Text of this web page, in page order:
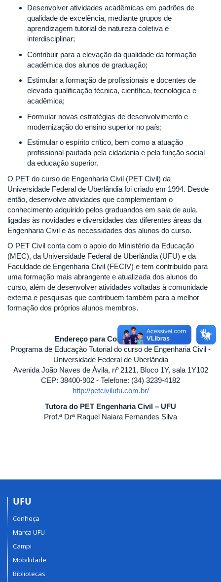
Desenvolver atividades acadêmicas em padrões de
qualidade de excelência, mediante grupos de
aprendizagem tutorial de natureza coletiva e
interdisciplinar;
Contribuir para a elevação da qualidade da formação
acadêmica dos alunos de graduação;
Estimular a formação de profissionais e docentes de
elevada qualificação técnica, científica, tecnológica e
acadêmica;
Formular novas estratégias de desenvolvimento e
modernização do ensino superior no país;
Estimular o espírito crítico, bem como a atuação
profissional pautada pela cidadania e pela função social
da educação superior.
O PET do curso de Engenharia Civil (PET Civil) da
Universidade Federal de Uberlândia foi criado em 1994. Desde
então, desenvolve atividades que complementam o
conhecimento adquirido pelos graduandos em sala de aula,
ligadas às novidades e diversidades das diferentes áreas da
Engenharia Civil e às necessidades dos alunos do curso.
O PET Civil conta com o apoio do Ministério da Educação
(MEC), da Universidade Federal de Uberlândia (UFU) e da
Faculdade de Engenharia Civil (FECIV) e tem contribuído para
uma formação mais abrangente e atualizada dos alunos do
curso, além de desenvolver atividades voltadas à comunidade
externa e pesquisas que contribuem também para a melhor
formação dos próprios alunos membros.
Endereço para Correspondência
Programa de Educação Tutorial do curso de Engenharia Civil -
Universidade Federal de Uberlândia
Avenida João Naves de Ávila, nº 2121, Bloco 1Y, sala 1Y102
CEP: 38400-902 - Telefone: (34) 3239-4182
http://petcivilufu.com.br/
Tutora do PET Engenharia Civil – UFU
Prof.ª Drª Raquel Naiara Fernandes Silva
UFU
Conheça
Marca UFU
Campi
Mobilidade
Bibliotecas